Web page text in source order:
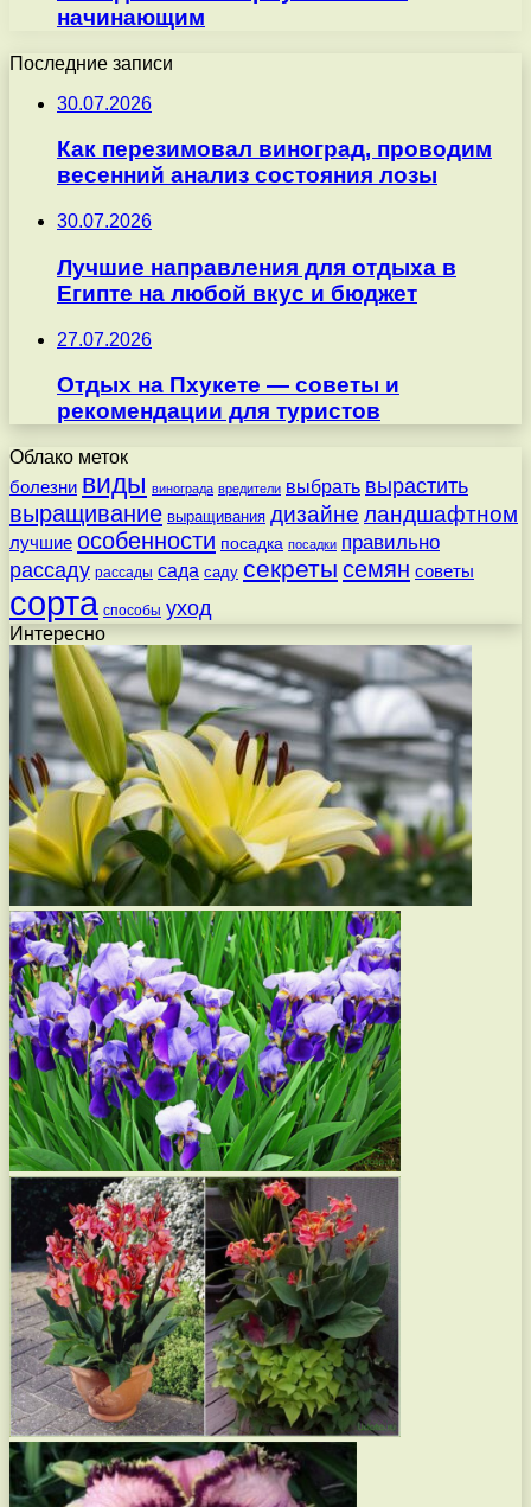
начинающим
Последние записи
30.07.2026
Как перезимовал виноград, проводим
весенний анализ состояния лозы
30.07.2026
Лучшие направления для отдыха в
Египте на любой вкус и бюджет
27.07.2026
Отдых на Пхукете — советы и
рекомендации для туристов
Облако меток
болезни виды винограда вредители выбрать вырастить
выращивание выращивания дизайне ландшафтном
лучшие особенности посадка посадки правильно
рассаду рассады сада саду секреты семян советы
сорта способы уход
Интересно